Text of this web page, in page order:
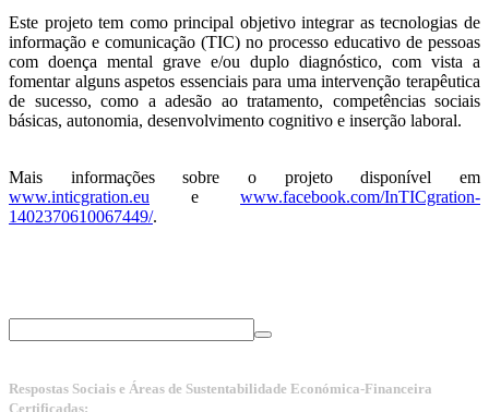
Este projeto tem como principal objetivo integrar as tecnologias de
informação e comunicação (TIC) no processo educativo de pessoas
com doença mental grave e/ou duplo diagnóstico, com vista a
fomentar alguns aspetos essenciais para uma intervenção terapêutica
de sucesso, como a adesão ao tratamento, competências sociais
básicas, autonomia, desenvolvimento cognitivo e inserção laboral.
Mais informações sobre o projeto disponível em
www.inticgration.eu e www.facebook.com/InTICgration-
1402370610067449/.
Respostas Sociais e Áreas de Sustentabilidade Económica-Financeira
Certificadas: